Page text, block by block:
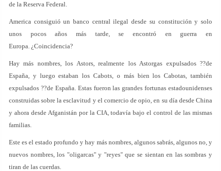
de la Reserva Federal.
America consiguió un banco central ilegal desde su constitución y solo
unos pocos años más tarde, se encontró en guerra en
Europa. ¿Coincidencia?
Hay más nombres, los Astors, realmente los Astorgas expulsados ??de
España, y luego estaban los Cabots, o más bien los Cabotas, también
expulsados ??de España. Estas fueron las grandes fortunas estadounidenses
construidas sobre la esclavitud y el comercio de opio, en su día desde China
y ahora desde Afganistán por la CIA, todavía bajo el control de las mismas
familias.
Este es el estado profundo y hay más nombres, algunos sabrás, algunos no, y
nuevos nombres, los "oligarcas" y "reyes" que se sientan en las sombras y
tiran de las cuerdas.